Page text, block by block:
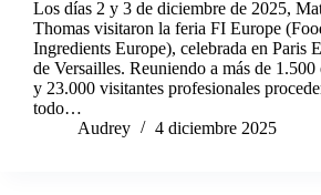
Los días 2 y 3 de diciembre de 2025,
Thomas visitaron la feria FI Europe
Ingredients Europe), celebrada en Paris
de Versailles. Reuniendo a más de 1.500
y 23.000 visitantes profesionales
todo…
Audrey
4 diciembre 2025